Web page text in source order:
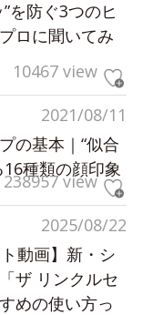
を防ぐ3つのヒ
ロに聞いてみ
10467 view
2021/08/11
の基本｜“似合
16種類の顔印象
238957 view
2025/08/22
ト動画】新・シ
ザ リンクルセ
めの使い方っ